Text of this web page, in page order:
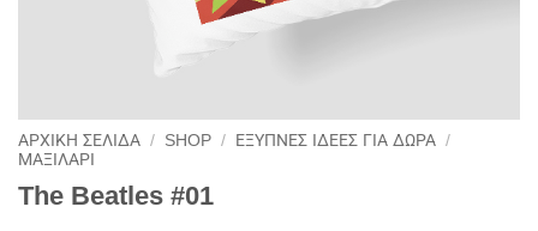
ΑΡΧΙΚΉ ΣΕΛΊΔΑ / SHOP / ΕΞΥΠΝΕΣ ΙΔΕΕΣ ΓΙΑ ΔΩΡΑ /
ΜΑΞΙΛΑΡΙ
The Beatles #01